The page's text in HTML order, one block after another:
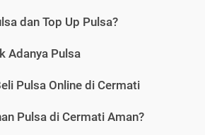
dan Top Up Pulsa?
Adanya Pulsa
Pulsa Online di Cermati
Pulsa di Cermati Aman?